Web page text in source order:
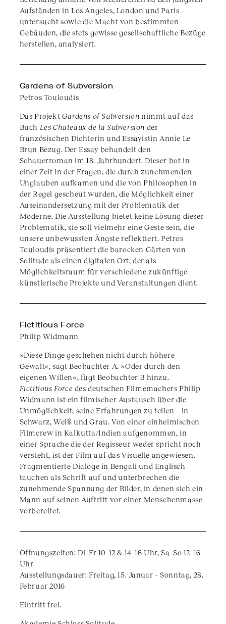
Aufständen in Los Angeles, London und Paris
untersucht sowie die Macht von bestimmten
Gebäuden, die stets gewisse gesellschaftliche Bezüge
herstellen, analysiert.
Gardens of Subversion
Petros Touloudis
Das Projekt Gardens of Subversion nimmt auf das
Buch Les Chateaux de la Subversion der
französischen Dichterin und Essayistin Annie Le
Brun Bezug. Der Essay behandelt den
Schauerroman im 18. Jahrhundert. Dieser bot in
einer Zeit in der Fragen, die durch zunehmenden
Unglauben aufkamen und die von Philosophen in
der Regel gescheut wurden, die Möglichkeit einer
Auseinandersetzung mit der Problematik der
Moderne. Die Ausstellung bietet keine Lösung dieser
Problematik, sie soll vielmehr eine Geste sein, die
unsere unbewussten Ängste reflektiert. Petros
Touloudis präsentiert die barocken Gärten von
Solitude als einen digitalen Ort, der als
Möglichkeitsraum für verschiedene zukünftige
künstlerische Projekte und Veranstaltungen dient.
Fictitious Force
Philip Widmann
»Diese Dinge geschehen nicht durch höhere
Gewalt«, sagt Beobachter A. »Oder durch den
eigenen Willen«, fügt Beobachter B hinzu.
Fictitious Force des deutschen Filmemachers Philip
Widmann ist ein filmischer Austausch über die
Unmöglichkeit, seine Erfahrungen zu teilen – in
Schwarz, Weiß und Grau. Von einer einheimischen
Filmcrew in Kalkutta/Indien aufgenommen, in
einer Sprache die der Regisseur weder spricht noch
versteht, ist der Film auf das Visuelle angewiesen.
Fragmentierte Dialoge in Bengali und Englisch
tauchen als Schrift auf und unterbrechen die
zunehmende Spannung der Bilder, in denen sich ein
Mann auf seinen Auftritt vor einer Menschenmasse
vorbereitet.
Öffnungszeiten: Di–Fr 10–12 & 14–16 Uhr, Sa–So 12–16
Uhr
Ausstellungsdauer: Freitag, 15. Januar – Sonntag, 28.
Februar 2016
Eintritt frei.